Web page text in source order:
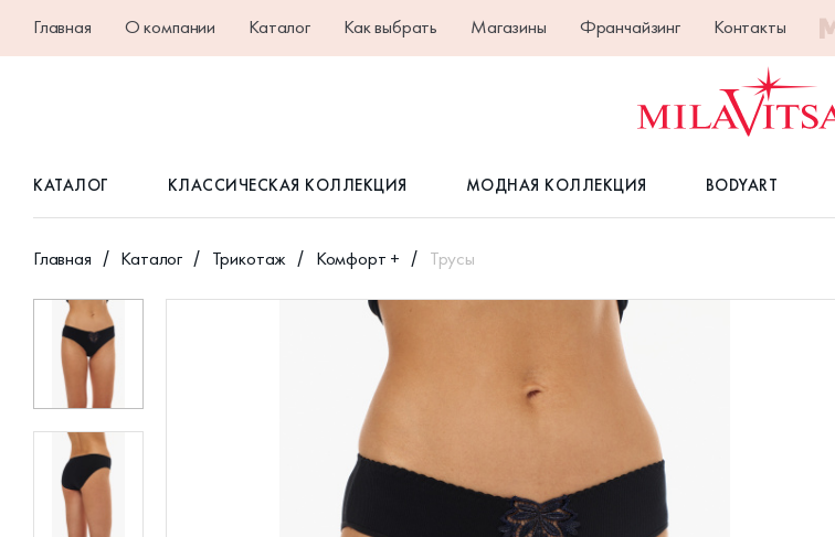
Главная О компании Каталог Как выбрать Магазины Франчайзинг Контакты
КАТАЛОГ КЛАССИЧЕСКАЯ КОЛЛЕКЦИЯ МОДНАЯ КОЛЛЕКЦИЯ BODYART
Главная Каталог Трикотаж Комфорт + Трусы